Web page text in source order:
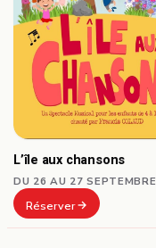
L’île aux chansons
DU 26 AU 27 SEPTEMBRE
Réserver